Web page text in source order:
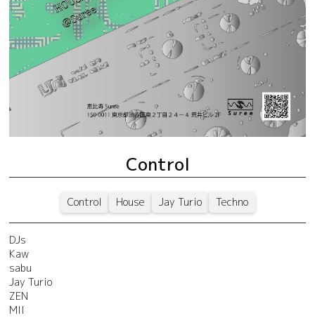
Control
Control House Jay Turio Techno
DJs
Kaw
sabu
Jay Turio
ZEN
MII